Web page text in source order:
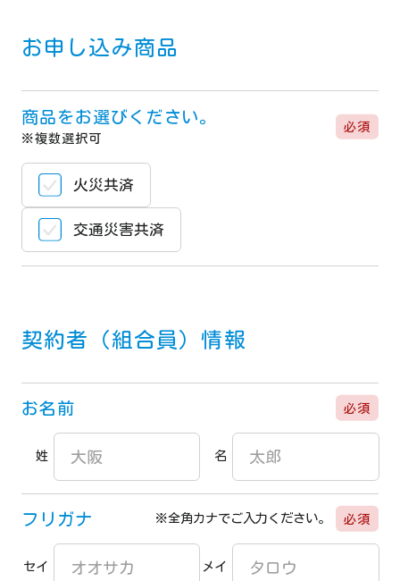
0120-866-844
（受付時間）平日 9:00～17:30
お申し込み商品
商品をお選びください。
※複数選択可
必須
火災共済
交通災害共済
契約者（組合員）情報
お名前 必須
姓 名
フリガナ ※全角カナでご入力ください。 必須
セイ メイ